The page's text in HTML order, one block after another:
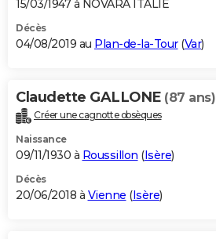
15/03/1947 à NOVARA ITALIE
Décès
04/08/2019 au Plan-de-la-Tour(Var)
Claudette GALLONE (87 ans)
Créer une cagnotte obsèques
Naissance
09/11/1930 à Roussillon (Isère)
Décès
20/06/2018 à Vienne (Isère)